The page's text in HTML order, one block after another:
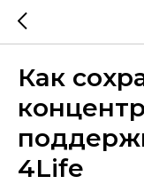
Как
4Life